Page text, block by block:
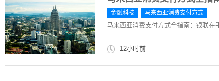
金融科技 马来西亚消费支付方式
马来西亚消费支付方式全指南：银联在
12小时前